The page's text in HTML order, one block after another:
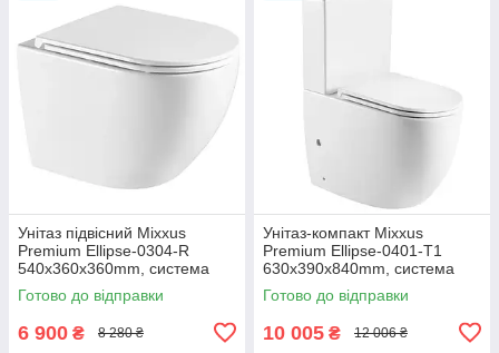
Унітаз підвісний Mixxus
Premium Ellipse-0304-R
540x360x360mm, система
змиву Rimless (MP6466)
Готово до відправки
6 900 ₴ 8 280 ₴
Унітаз-компакт Mixxus
Premium Ellipse-0401-T1
630x390x840mm, система
змиву TORNADO 1.0
(MP6467)
Готово до відправки
10 005 ₴ 12 006 ₴